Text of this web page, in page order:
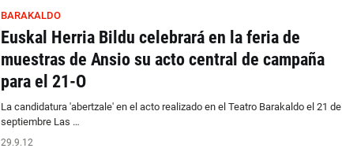
BARAKALDO
Euskal Herria Bildu celebrará en la feria de
muestras de Ansio su acto central de campaña
para el 21-O
La candidatura 'abertzale' en el acto realizado en el Teatro Barakaldo el 21 de
septiembre Las …
29.9.12